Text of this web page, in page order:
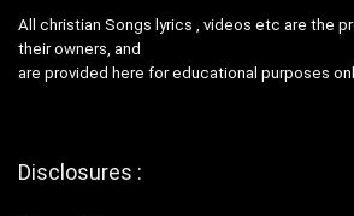
All christian Songs lyrics , videos etc are the
their owners, and
are provided here for educational purposes
Disclosures :